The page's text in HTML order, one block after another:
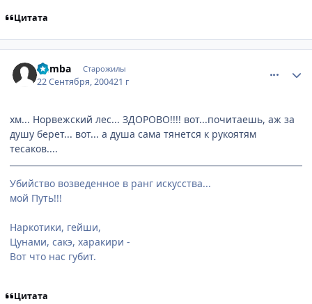
Цитата
Pumba Старожилы
22 Сентября, 200421 г
хм... Норвежский лес... ЗДОРОВО!!!! вот...почитаешь, аж за
душу берет... вот... а душа сама тянется к рукоятям
тесаков....
Убийство возведенное в ранг искусства...
мой Путь!!!
Наркотики, гейши,
Цунами, сакэ, харакири -
Вот что нас губит.
Цитата